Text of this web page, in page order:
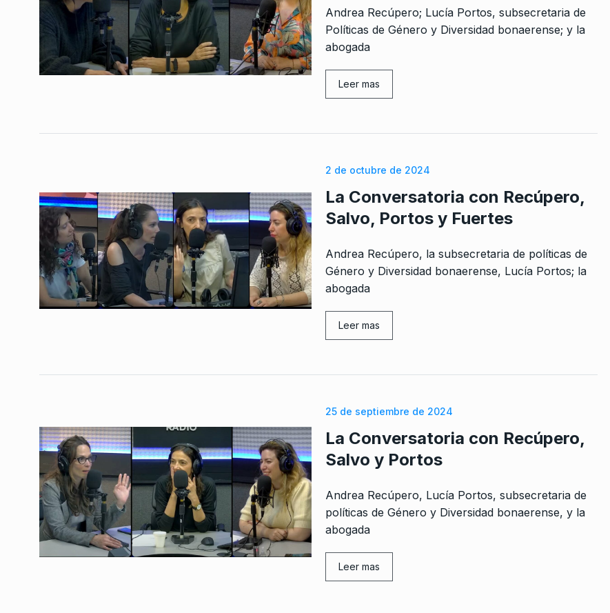
Andrea Recúpero; Lucía Portos, subsecretaria de
Políticas de Género y Diversidad bonaerense; y la
abogada
Leer mas
2 de octubre de 2024
La Conversatoria con Recúpero,
Salvo, Portos y Fuertes
Andrea Recúpero, la subsecretaria de políticas de
Género y Diversidad bonaerense, Lucía Portos; la
abogada
Leer mas
25 de septiembre de 2024
La Conversatoria con Recúpero,
Salvo y Portos
Andrea Recúpero, Lucía Portos, subsecretaria de
políticas de Género y Diversidad bonaerense, y la
abogada
Leer mas
3
Víctor Hugo Morales: «Messi
ahora es el mejor artista del…
LA GARCÍA 8 De Julio De 2026
4
5
Columna de internacionales de
Federico Montero
CABALLERO DE DÍA 2 De Julio De 2024
6
Malanca: «Las nuevas
generaciones tendrán las
puertas más abiertas, a…
difunden menos ideas»
10
tenemos falta de insumos»
ALERTA! 5 De Abril De 2023